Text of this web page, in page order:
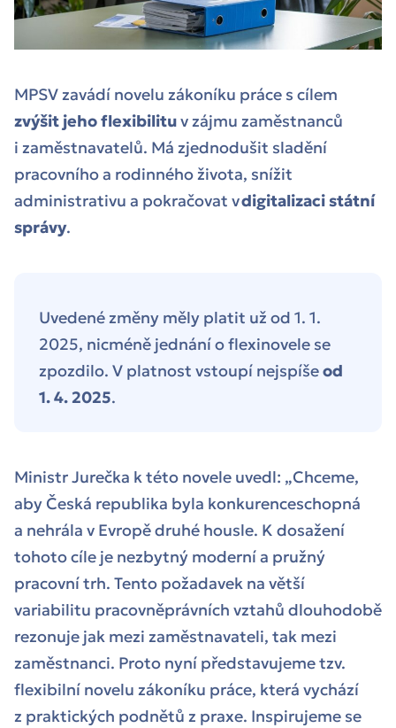
MPSV zavádí novelu zákoníku práce s cílem
zvýšit jeho flexibilituv zájmu zaměstnanců
i zaměstnavatelů. Má zjednodušit sladění
pracovního a rodinného života, snížit
administrativu a pokračovat vdigitalizaci státní
správy.
Uvedené změny měly platit už od 1. 1.
2025, nicméně jednání o flexinovele se
zpozdilo. V platnost vstoupí nejspíšeod
1. 4. 2025.
Ministr Jurečka k této novele uvedl: „Chceme,
aby Česká republika byla konkurenceschopná
a nehrála v Evropě druhé housle. K dosažení
tohoto cíle je nezbytný moderní a pružný
pracovní trh. Tento požadavek na větší
variabilitu pracovněprávních vztahů dlouhodobě
rezonuje jak mezi zaměstnavateli, tak mezi
zaměstnanci. Proto nyní představujeme tzv.
flexibilní novelu zákoníku práce, která vychází
z praktických podnětů z praxe. Inspirujeme se